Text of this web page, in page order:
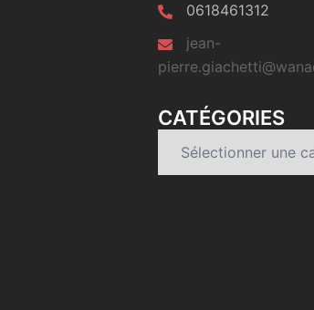
0618461312
jean-
CATÉGORIES